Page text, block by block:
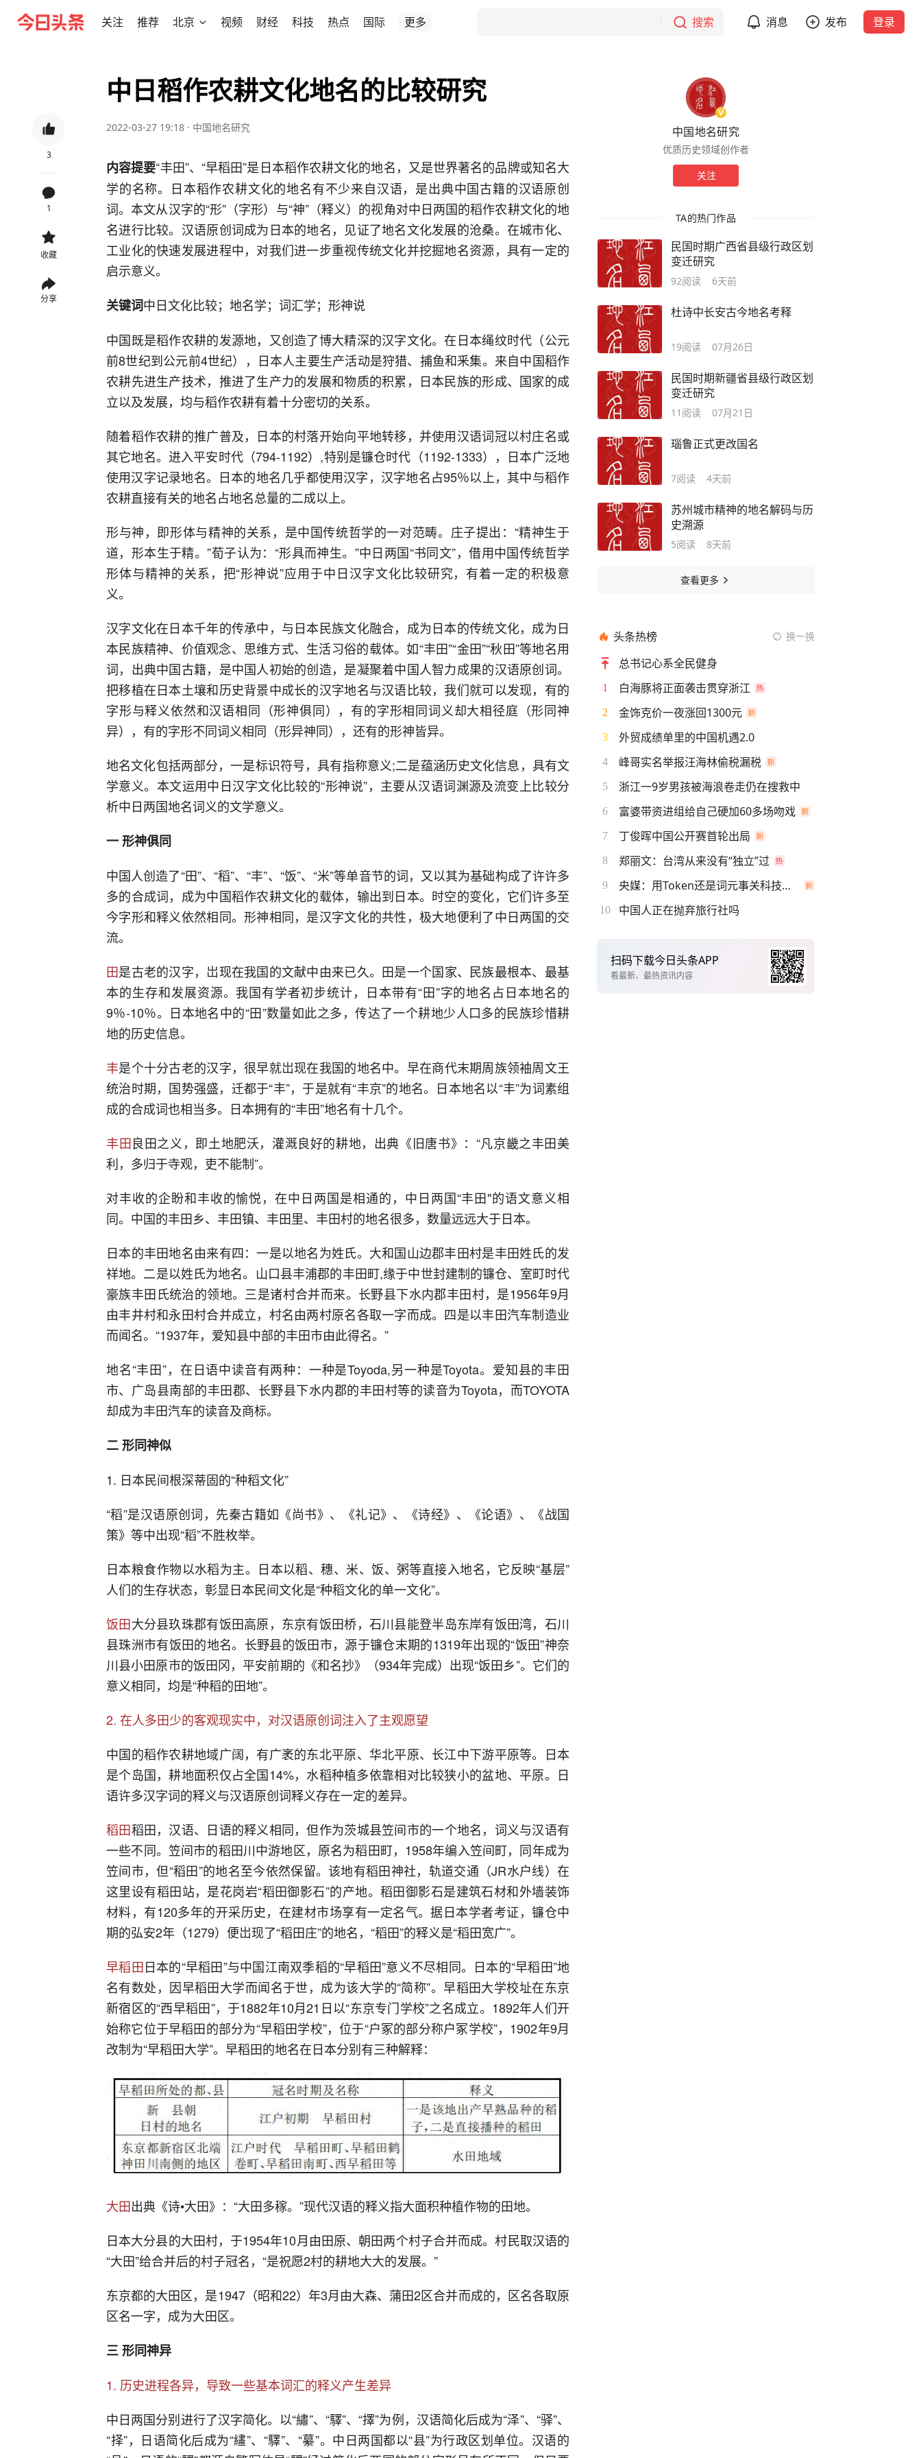
关注 推荐 北京 视频 财经 科技 热点 国际 更多 搜索 消息 发布 登录
3
1
收藏
分享
中日稻作农耕文化地名的比较研究
2022-03-27 19:18 · 中国地名研究
内容提要“丰田”、“早稻田”是日本稻作农耕文化的地名，又是世界著名的品牌或知名大
学的名称。日本稻作农耕文化的地名有不少来自汉语，是出典中国古籍的汉语原创
词。本文从汉字的“形”（字形）与“神”（释义）的视角对中日两国的稻作农耕文化的地
名进行比较。汉语原创词成为日本的地名，见证了地名文化发展的沧桑。在城市化、
工业化的快速发展进程中，对我们进一步重视传统文化并挖掘地名资源，具有一定的
启示意义。
关键词中日文化比较；地名学；词汇学；形神说
中国既是稻作农耕的发源地，又创造了博大精深的汉字文化。在日本绳纹时代（公元
前8世纪到公元前4世纪），日本人主要生产活动是狩猎、捕鱼和釆集。来自中国稻作
农耕先进生产技术，推进了生产力的发展和物质的积累，日本民族的形成、国家的成
立以及发展，均与稻作农耕有着十分密切的关系。
随着稻作农耕的推广普及，日本的村落开始向平地转移，并使用汉语词冠以村庄名或
其它地名。进入平安时代（794-1192）,特别是镰仓时代（1192-1333），日本广泛地
使用汉字记录地名。日本的地名几乎都使用汉字，汉字地名占95％以上，其中与稻作
农耕直接有关的地名占地名总量的二成以上。
形与神，即形体与精神的关系，是中国传统哲学的一对范畴。庄子提出：“精神生于
道，形本生于精。”荀子认为：“形具而神生。”中日两国“书同文”，借用中国传统哲学
形体与精神的关系，把“形神说”应用于中日汉字文化比较研究，有着一定的积极意
义。
汉字文化在日本千年的传承中，与日本民族文化融合，成为日本的传统文化，成为日
本民族精神、价值观念、思维方式、生活习俗的载体。如“丰田”“金田”“秋田”等地名用
词，出典中国古籍，是中国人初始的创造，是凝聚着中国人智力成果的汉语原创词。
把移植在日本土壤和历史背景中成长的汉字地名与汉语比较，我们就可以发现，有的
字形与释义依然和汉语相同（形神俱同），有的字形相同词义却大相径庭（形同神
异），有的字形不同词义相同（形异神同），还有的形神皆异。
地名文化包括两部分，一是标识符号，具有指称意义;二是蕴涵历史文化信息，具有文
学意义。本文运用中日汉字文化比较的“形神说”，主要从汉语词渊源及流变上比较分
析中日两国地名词义的文学意义。
一 形神俱同
中国人创造了“田”、“稻”、“丰”、“饭”、“米”等单音节的词，又以其为基础构成了许许多
多的合成词，成为中国稻作农耕文化的载体，输出到日本。时空的变化，它们许多至
今字形和释义依然相同。形神相同，是汉字文化的共性，极大地便利了中日两国的交
流。
田是古老的汉字，岀现在我国的文献中由来已久。田是一个国家、民族最根本、最基
本的生存和发展资源。我国有学者初步统计，日本带有“田”字的地名占日本地名的
9％-10％。日本地名中的“田”数量如此之多，传达了一个耕地少人口多的民族珍惜耕
地的历史信息。
丰是个十分古老的汉字，很早就岀现在我国的地名中。早在商代末期周族领袖周文王
统治时期，国势强盛，迁都于“丰”，于是就有“丰京”的地名。日本地名以“丰”为词素组
成的合成词也相当多。日本拥有的“丰田”地名有十几个。
丰田良田之义，即土地肥沃，灌溉良好的耕地，出典《旧唐书》：“凡京畿之丰田美
利，多归于寺观，吏不能制”。
对丰收的企盼和丰收的愉悦，在中日两国是相通的，中日两国“丰田"的语文意义相
同。中国的丰田乡、丰田镇、丰田里、丰田村的地名很多，数量远远大于日本。
日本的丰田地名由来有四：一是以地名为姓氏。大和国山边郡丰田村是丰田姓氏的发
祥地。二是以姓氏为地名。山口县丰浦郡的丰田町,缘于中世封建制的镰仓、室町时代
豪族丰田氏统治的领地。三是诸村合并而来。长野县下水内郡丰田村，是1956年9月
由丰井村和永田村合并成立，村名由两村原名各取一字而成。四是以丰田汽车制造业
而闻名。“1937年，爱知县中部的丰田市由此得名。”
地名“丰田”，在日语中读音有两种：一种是Toyoda,另一种是Toyota。爱知县的丰田
市、广岛县南部的丰田郡、长野县下水内郡的丰田村等的读音为Toyota，而TOYOTA
却成为丰田汽车的读音及商标。
二 形同神似
1. 日本民间根深蒂固的“种稻文化”
“稻”是汉语原创词，先秦古籍如《尚书》、《礼记》、《诗经》、《论语》、《战国
策》等中出现“稻”不胜枚举。
日本粮食作物以水稻为主。日本以稻、穗、米、饭、粥等直接入地名，它反映“基层”
人们的生存状态，彰显日本民间文化是“种稻文化的单一文化”。
饭田大分县玖珠郡有饭田高原，东京有饭田桥，石川县能登半岛东岸有饭田湾，石川
县珠洲市有饭田的地名。长野县的饭田市，源于镰仓末期的1319年出现的“饭田”神奈
川县小田原市的饭田冈，平安前期的《和名抄》（934年完成）出现“饭田乡”。它们的
意义相同，均是“种稻的田地”。
2. 在人多田少的客观现实中，对汉语原创词注入了主观愿望
中国的稻作农耕地域广阔，有广袤的东北平原、华北平原、长江中下游平原等。日本
是个岛国，耕地面积仅占全国14%，水稻种植多依靠相对比较狭小的盆地、平原。日
语许多汉字词的释义与汉语原创词释义存在一定的差异。
稻田稻田，汉语、日语的释义相同，但作为茨城县笠间市的一个地名，词义与汉语有
一些不同。笠间市的稻田川中游地区，原名为稻田町，1958年编入笠间町，同年成为
笠间市，但“稻田”的地名至今依然保留。该地有稻田神社，轨道交通（JR水户线）在
这里设有稻田站，是花岗岩“稻田御影石”的产地。稻田御影石是建筑石材和外墙装饰
材料，有120多年的开采历史，在建材市场享有一定名气。据日本学者考证，镰仓中
期的弘安2年（1279）便岀现了“稻田庄”的地名，“稻田”的释义是“稻田宽广”。
早稻田日本的“早稻田”与中国江南双季稻的“早稻田”意义不尽相同。日本的“早稻田”地
名有数处，因早稻田大学而闻名于世，成为该大学的“简称”。早稻田大学校址在东京
新宿区的“西早稻田”，于1882年10月21日以“东京专门学校”之名成立。1892年人们开
始称它位于早稻田的部分为“早稻田学校”，位于“户冢的部分称户冢学校”，1902年9月
改制为“早稻田大学”。早稻田的地名在日本分别有三种解释：
大田出典《诗•大田》：“大田多稼。”现代汉语的释义指大面积种植作物的田地。
日本大分县的大田村，于1954年10月由田原、朝田两个村子合并而成。村民取汉语的
“大田”给合并后的村子冠名，“是祝愿2村的耕地大大的发展。”
东京都的大田区，是1947（昭和22）年3月由大森、蒲田2区合并而成的，区名各取原
区名一字，成为大田区。
三 形同神异
1. 历史进程各异，导致一些基本词汇的释义产生差异
中日两国分别进行了汉字简化。以“繡”、“驛”、“擇”为例，汉语简化后成为“泽”、“驿”、
“择”，日语简化后成为“繣”、“驛”、“繤”。中日两国都以“县”为行政区划单位。汉语的
中国地名研究
优质历史领域创作者
关注
TA的热门作品
民国时期广西省县级行政区划
变迁研究
92阅读 6天前
杜诗中长安古今地名考释
19阅读 07月26日
民国时期新疆省县级行政区划
变迁研究
11 阅读 07月21日
瑙鲁正式更改国名
7阅读 4天前
苏州城市精神的地名解码与历
史溯源
5阅读 8天前
查看更多
头条热榜 换一换
总书记心系全民健身
1 白海豚将正面袭击贯穿浙江
2 金饰克价一夜涨回1300元
3 外贸成绩单里的中国机遇2.0
4 峰哥实名举报汪海林偷税漏税
5 浙江一9岁男孩被海浪卷走仍在搜救中
6 富婆带资进组给自己硬加60多场吻戏
7 丁俊晖中国公开赛首轮出局
8 郑丽文：台湾从来没有“独立”过
9 央媒：用Token还是词元事关科技话语权
10 中国人正在抛弃旅行社吗
扫码下载今日头条APP
看最新、最热资讯内容